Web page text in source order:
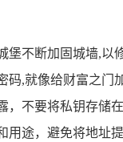
堡不断加固城墙,以
,就像给财富之门
不要将私钥存储
途，避免将地址